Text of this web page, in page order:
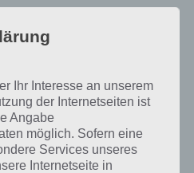
Lösung vom 18.8.2020
war
Lösungen zu Island im August
Ihr Interesse an unserem
der Internetseiten ist
Angabe
möglich. Sofern eine
Services unseres
Internetseite in